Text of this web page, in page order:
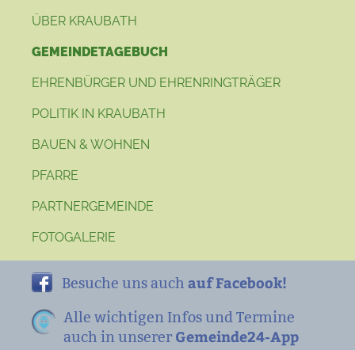
ÜBER KRAUBATH
GEMEINDETAGEBUCH
EHRENBÜRGER UND EHRENRINGTRÄGER
POLITIK IN KRAUBATH
BAUEN & WOHNEN
PFARRE
PARTNERGEMEINDE
FOTOGALERIE
Besuche uns auch auf Facebook!
Alle wichtigen Infos und Termine
auch in unserer Gemeinde24-App